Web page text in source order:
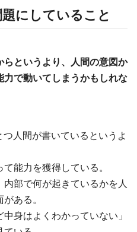
にしていること
というより、人間の意図か
で動いてしまうかもしれな
人間が書いているというよ
能力を獲得している。
部で何が起きているかを人
ある。
身はよくわかっていない」